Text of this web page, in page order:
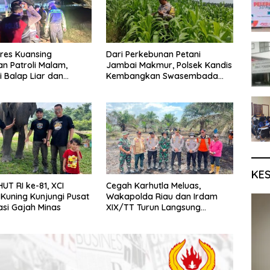
Kuansing
Patroli Malam,
Balap Liar dan
Dari Perkebunan Petani
Jambai Makmur, Polsek Kandis
Kembangkan Swasembada
RI ke-81, XCI
Kunjungi Pusat
Gajah Minas
Cegah Karhutla Meluas,
Wakapolda Riau dan Irdam
XIX/TT Turun Langsung